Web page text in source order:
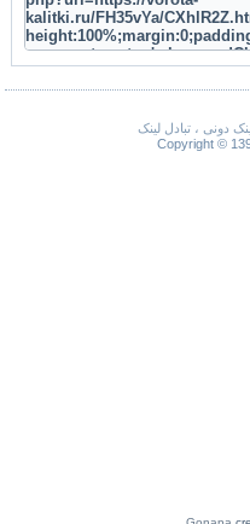
دونی ، تبادل لینک
Copyright ©